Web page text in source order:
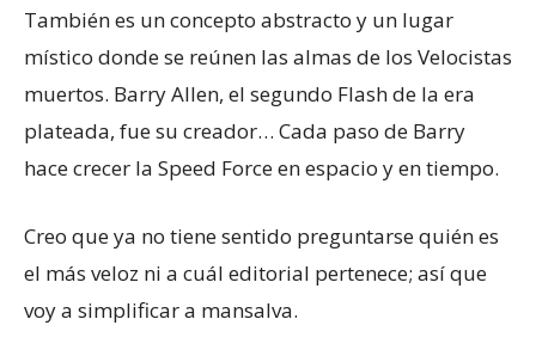
También es un concepto abstracto y un lugar
místico donde se reúnen las almas de los Velocistas
muertos. Barry Allen, el segundo Flash de la era
plateada, fue su creador… Cada paso de Barry
hace crecer la Speed Force en espacio y en tiempo.
Creo que ya no tiene sentido preguntarse quién es
el más veloz ni a cuál editorial pertenece; así que
voy a simplificar a mansalva.